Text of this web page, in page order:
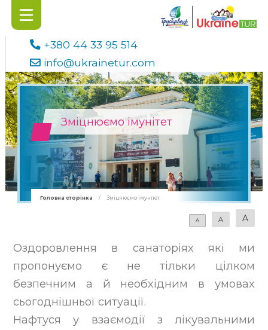
+380 44 33 95 514
info@ukrainetur.com
Зміцнюємо імунітет
Головна сторінка / Зміцнюємо імунітет
A A A
Оздоровлення в санаторіях які ми
пропонуємо є не тільки цілком
безпечним а й необхідним в умовах
сьогоднішньої ситуації.
Нафтуся у взаємодії з лікувальними